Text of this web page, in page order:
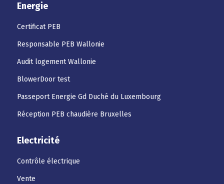
Energie
Certificat PEB
Responsable PEB Wallonie
Audit logement Wallonie
BlowerDoor test
Passeport Energie Gd Duché du Luxembourg
Réception PEB chaudière Bruxelles
Electricité
Contrôle électrique
Vente